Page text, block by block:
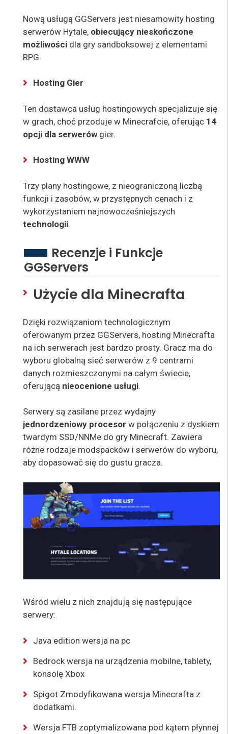
Nową usługą GGServers jest niesamowity hosting
serwerów Hytale, obiecujący nieskończone
możliwości dla gry sandboksowej z elementami
RPG.
Hosting Gier
Ten dostawca usług hostingowych specjalizuje się
w grach, choć przoduje w Minecrafcie, oferując 14
opcji dla serwerów gier.
Hosting WWW
Trzy plany hostingowe, z nieograniczoną liczbą
funkcji i zasobów, w przystępnych cenach i z
wykorzystaniem najnowocześniejszych
technologii.
Recenzje i Funkcje
GGServers
Użycie dla Minecrafta
Dzięki rozwiązaniom technologicznym
oferowanym przez GGServers, hosting Minecrafta
na ich serwerach jest bardzo prosty. Gracz ma do
wyboru globalną sieć serwerów z 9 centrami
danych rozmieszczonymi na całym świecie,
oferującą nieocenione usługi.
Serwery są zasilane przez wydajny
jednordzeniowy procesor w połączeniu z dyskiem
twardym SSD/NNMe do gry Minecraft. Zawiera
różne rodzaje modspacków i serwerów do wyboru,
aby dopasować się do gustu gracza.
Wśród wielu z nich znajdują się następujące
serwery:
Java edition wersja na pc
Bedrock wersja na urządzenia mobilne, tablety,
konsolę Xbox
Spigot Zmodyfikowana wersja Minecrafta z
dodatkami.
Wersja FTB zoptymalizowana pod kątem płynnej